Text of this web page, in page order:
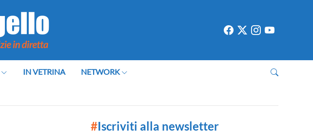
IN VETRINA NETWORK
#Iscriviti alla newsletter